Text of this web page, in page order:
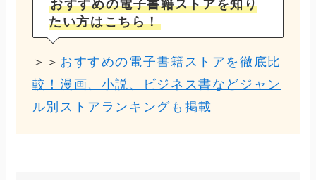
おすすめの電子書籍ストアを知り
たい方はこちら！
＞＞ おすすめの電子書籍ストアを徹底比
較！漫画、小説、ビジネス書などジャン
ル別ストアランキングも掲載